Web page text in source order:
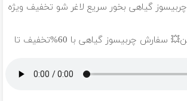
گیاهی بخور سریع لاغر شو تخفیف ویژه
چربیاتو ضربه فنی کن💥 سفارش چربیسوز گیاهی با 60%تخفیف تا